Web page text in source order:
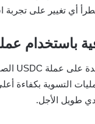
أي تغيير على تجربة
باستخدام
التسوية بكفاءة
طويل الأجل.